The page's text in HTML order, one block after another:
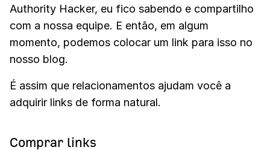
Authority Hacker, eu fico sabendo e compartilho
com a nossa equipe. E então, em algum
momento, podemos colocar um link para isso no
nosso blog.
É assim que relacionamentos ajudam você a
adquirir links de forma natural.
Comprar links